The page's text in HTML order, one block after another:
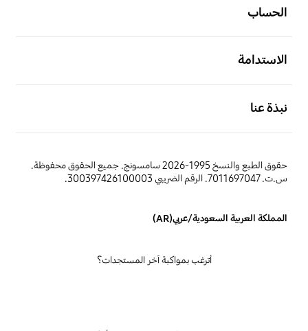
الحساب
الاستدامة
نبذة عنا
حقوق الطبع والنسخ 1995-2026 سامسونج. جميع الحقوق محفوظة.
س.ت. 7011697047. الرقم الضريبي 300397426100003.
المملكة العربية السعودية/عربي(AR)
أترغب بمواكبة آخر المستجدات؟